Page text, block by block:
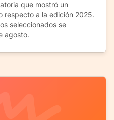
que mostró un
respecto a la edición 2025.
seleccionados se
agosto.